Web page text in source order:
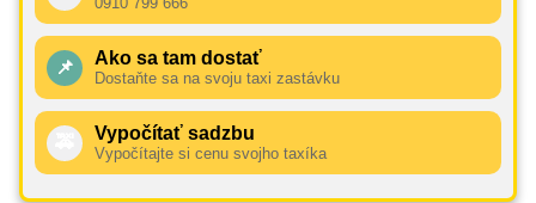
📌 Ako sa tam dostať
Dostaňte sa na svoju taxi zastávku
Vypočítať sadzbu
Vypočítajte si cenu svojho taxíka